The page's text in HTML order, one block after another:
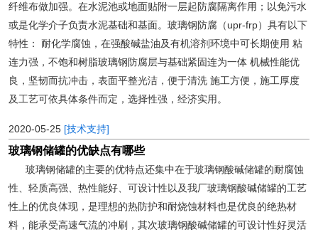
纤维布做加强。在水泥池或地面贴附一层起防腐隔离作用；以免污水
或是化学介子负责水泥基础和基面。玻璃钢防腐（upr-frp）具有以下
特性： 耐化学腐蚀，在强酸碱盐油及有机溶剂环境中可长期使用 粘
连力强，不饱和树脂玻璃钢防腐层与基础紧固连为一体 机械性能优
良，坚韧而抗冲击，表面平整光洁，便于清洗 施工方便，施工厚度
及工艺可依具体条件而定，选择性强，经济实用。
2020-05-25 [技术支持]
玻璃钢储罐的优缺点有哪些
玻璃钢储罐的主要的优特点还集中在于玻璃钢酸碱储罐的耐腐蚀
性、轻质高强、热性能好、可设计性以及我厂玻璃钢酸碱储罐的工艺
性上的优良体现，是理想的热防护和耐烧蚀材料也是优良的绝热材
料，能承受高速气流的冲刷，其次玻璃钢酸碱储罐的可设计性好灵活